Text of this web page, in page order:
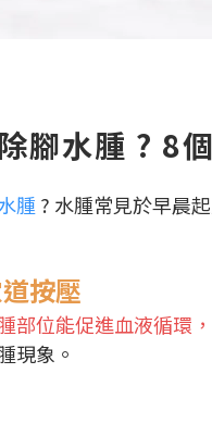
腳水腫 ? 8
腫 ? 水腫常見於早晨
按壓
部位能促進血液循環
現象。